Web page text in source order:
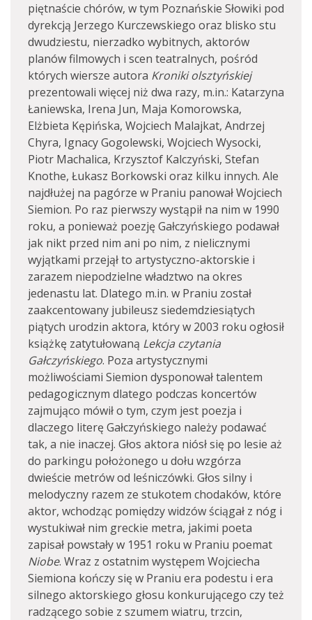
piętnaście chórów, w tym Poznańskie Słowiki pod
dyrekcją Jerzego Kurczewskiego oraz blisko stu
dwudziestu, nierzadko wybitnych, aktorów
planów filmowych i scen teatralnych, pośród
których wiersze autora Kroniki olsztyńskiej
prezentowali więcej niż dwa razy, m.in.: Katarzyna
Łaniewska, Irena Jun, Maja Komorowska,
Elżbieta Kępińska, Wojciech Malajkat, Andrzej
Chyra, Ignacy Gogolewski, Wojciech Wysocki,
Piotr Machalica, Krzysztof Kalczyński, Stefan
Knothe, Łukasz Borkowski oraz kilku innych. Ale
najdłużej na pagórze w Praniu panował Wojciech
Siemion. Po raz pierwszy wystąpił na nim w 1990
roku, a ponieważ poezję Gałczyńskiego podawał
jak nikt przed nim ani po nim, z nielicznymi
wyjątkami przejął to artystyczno-aktorskie i
zarazem niepodzielne władztwo na okres
jedenastu lat. Dlatego m.in. w Praniu został
zaakcentowany jubileusz siedemdziesiątych
piątych urodzin aktora, który w 2003 roku ogłosił
książkę zatytułowaną Lekcja czytania
Gałczyńskiego. Poza artystycznymi
możliwościami Siemion dysponował talentem
pedagogicznym dlatego podczas koncertów
zajmująco mówił o tym, czym jest poezja i
dlaczego literę Gałczyńskiego należy podawać
tak, a nie inaczej. Głos aktora niósł się po lesie aż
do parkingu położonego u dołu wzgórza
dwieście metrów od leśniczówki. Głos silny i
melodyczny razem ze stukotem chodaków, które
aktor, wchodząc pomiędzy widzów ściągał z nóg i
wystukiwał nim greckie metra, jakimi poeta
zapisał powstały w 1951 roku w Praniu poemat
Niobe. Wraz z ostatnim występem Wojciecha
Siemiona kończy się w Praniu era podestu i era
silnego aktorskiego głosu konkurującego czy też
radzącego sobie z szumem wiatru, trzcin,